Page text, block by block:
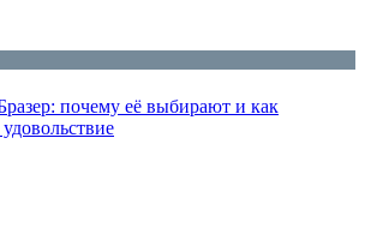
почему её выбирают и как